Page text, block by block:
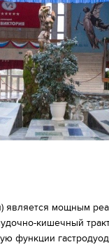
является мощным
кишечный
функции